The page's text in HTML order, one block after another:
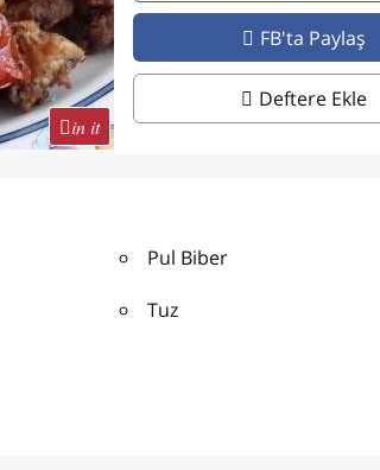
in it
FB'ta Paylaş
Deftere Ekle
Pul Biber
Tuz